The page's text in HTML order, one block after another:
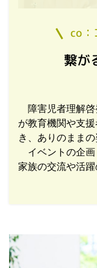
co：
繋が
障害児者理解啓
が教育機関や支
き、ありのままの
イベントの企画
家族の交流や活躍